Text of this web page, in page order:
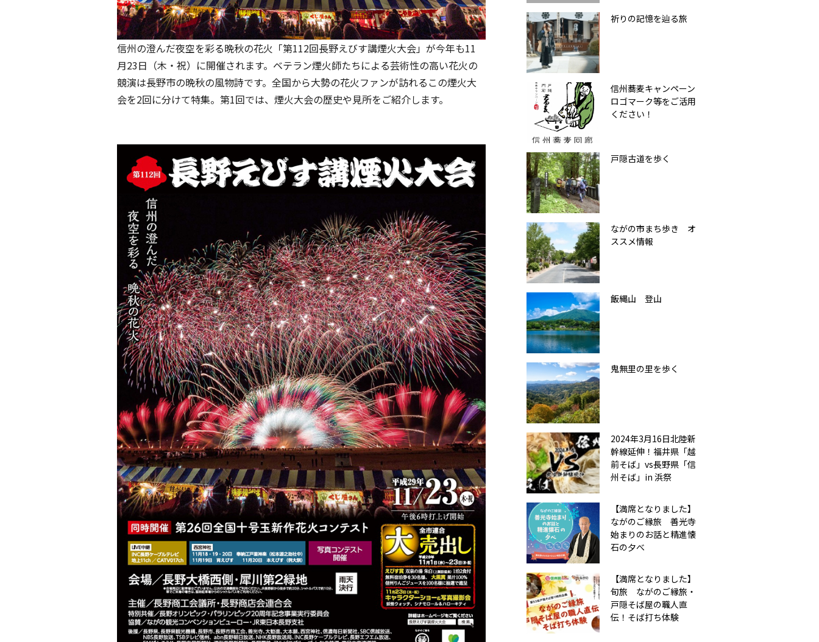
信州の澄んだ夜空を彩る晩秋の花火「第112回長野えびす講煙火大会」が今年も11
月23日（木・祝）に開催されます。ベテラン煙火師たちによる芸術性の高い花火の
競演は長野市の晩秋の風物詩です。全国から大勢の花火ファンが訪れるこの煙火大
会を2回に分けて特集。第1回では、煙火大会の歴史や見所をご紹介します。
祈りの記憶を辿る旅
信州蕎麦キャンペーン
ロゴマーク等をご活用
ください！
戸隠古道を歩く
ながの市まち歩き オ
ススメ情報
飯縄山 登山
鬼無里の里を歩く
2024年3月16日北陸新
幹線延伸！福井県「越
前そば」vs長野県「信
州そば」in 浜祭
【満席となりました】
ながのご縁旅 善光寺
始まりのお話と精進懐
石の夕べ
【満席となりました】
旬旅 ながのご縁旅・
戸隠そば屋の職人直
伝！そば打ち体験